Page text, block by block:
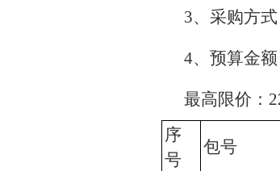
3、采购方
4、预算金
最高限价：
序
号
包号